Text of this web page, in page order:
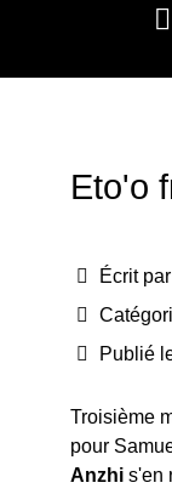
Eto'o
Écrit
Publié
Troisième
pour
Anzhi s'en